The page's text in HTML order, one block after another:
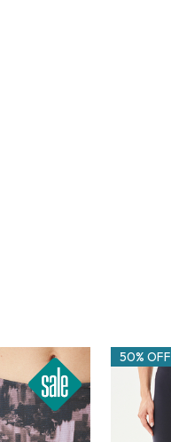
50% OFF